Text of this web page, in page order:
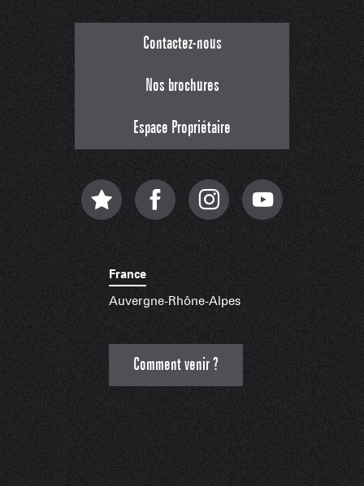
Contactez-nous
Nos brochures
Espace Propriétaire
France
Auvergne-Rhône-Alpes
Comment venir ?